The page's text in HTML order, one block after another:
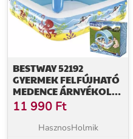
BESTWAY 52192
GYERMEK FELFÚJHATÓ
MEDENCE ÁRNYÉKOLÓ
TETŐVEL
11 990 Ft
HasznosHolmik